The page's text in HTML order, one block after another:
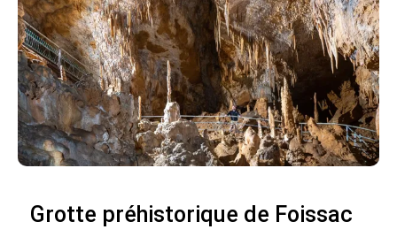
Grotte préhistorique de Foissac